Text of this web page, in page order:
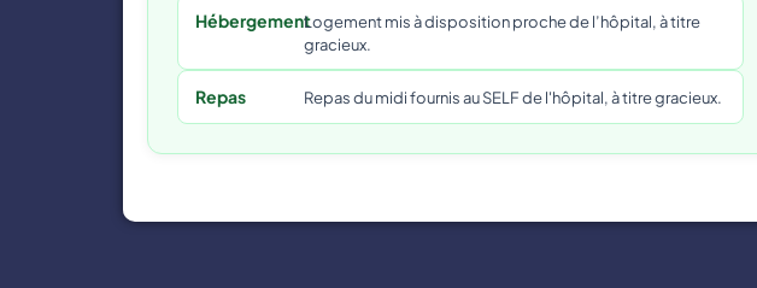
HébergementLogement mis à disposition proche de l’hôpital, à titre
gracieux.
Repas Repas du midi fournis au SELF de l'hôpital, à titre gracieux.